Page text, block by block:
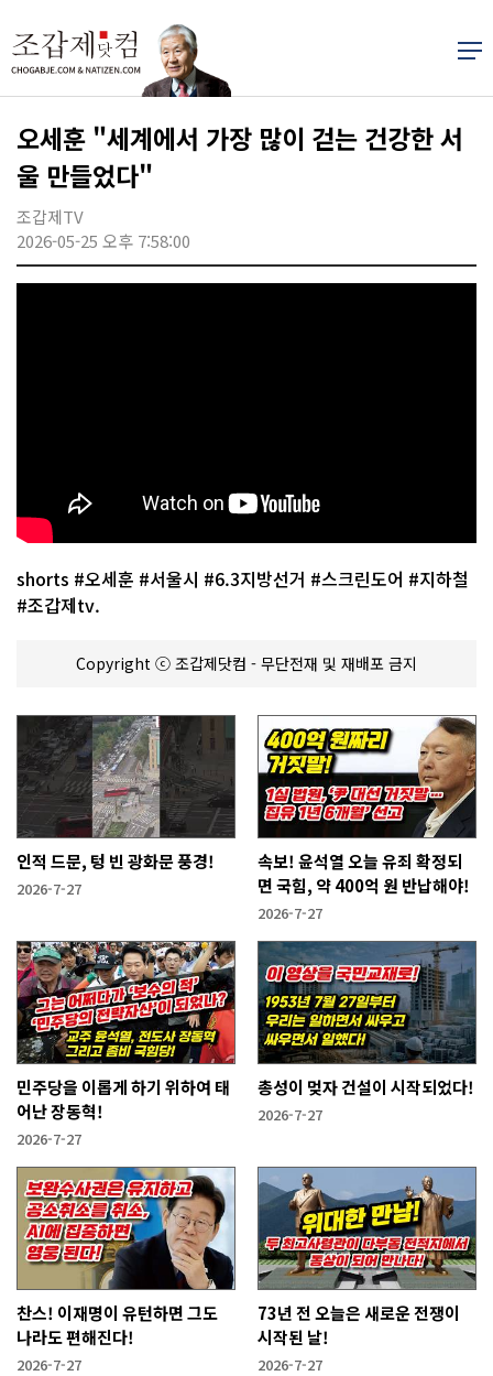
오세훈 "세계에서 가장 많이 걷는 건강한 서
울 만들었다"
조갑제TV
2026-05-25 오후 7:58:00
shorts #오세훈 #서울시 #6.3지방선거 #스크린도어 #지하철
#조갑제tv.
Copyright ⓒ 조갑제닷컴 - 무단전재 및 재배포 금지
인적 드문, 텅 빈 광화문 풍경!
2026-7-27
속보! 윤석열 오늘 유죄 확정되
면 국힘, 약 400억 원 반납해야!
2026-7-27
민주당을 이롭게 하기 위하여 태
어난 장동혁!
2026-7-27
총성이 멎자 건설이 시작되었다!
2026-7-27
찬스! 이재명이 유턴하면 그도
나라도 편해진다!
2026-7-27
73년 전 오늘은 새로운 전쟁이
시작된 날!
2026-7-27